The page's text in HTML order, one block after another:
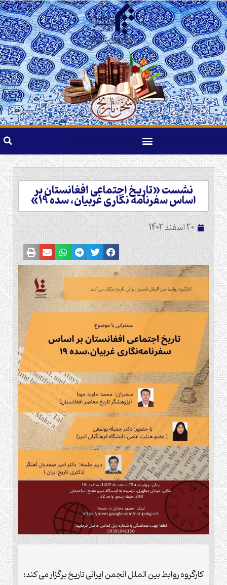
نشست «تاریخ اجتماعی افغانستان بر
اساس سفرنامه نگاری غربیان، سده ۱۹»
20 اسفند 1402
کارگروه روابط بین الملل انجمن ایرانی تاریخ برگزار می کند؛